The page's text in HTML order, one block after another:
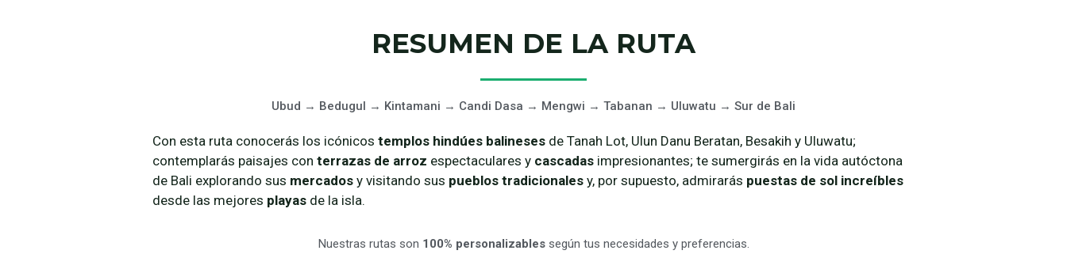
RESUMEN DE LA RUTA
Ubud → Bedugul → Kintamani → Candi Dasa → Mengwi → Tabanan → Uluwatu → Sur de Bali
Con esta ruta conocerás los icónicos templos hindúes balineses de Tanah Lot, Ulun Danu Beratan, Besakih y Uluwatu;
contemplarás paisajes con terrazas de arroz espectaculares y cascadas impresionantes; te sumergirás en la vida autóctona
de Bali explorando sus mercados y visitando sus pueblos tradicionales y, por supuesto, admirarás puestas de sol increíbles
desde las mejores playas de la isla.
Nuestras rutas son 100% personalizablessegún tus necesidades y preferencias.